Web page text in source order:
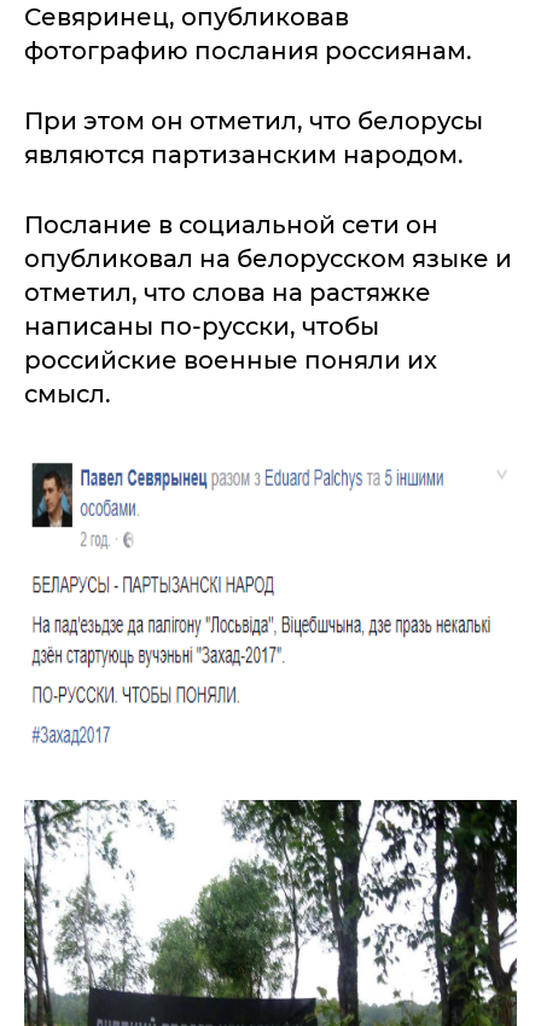
Севяринец, опубликовав
фотографию послания россиянам.
При этом он отметил, что белорусы
являются партизанским народом.
Послание в социальной сети он
опубликовал на белорусском языке и
отметил, что слова на растяжке
написаны по-русски, чтобы
российские военные поняли их
смысл.